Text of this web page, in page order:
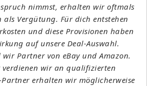
nimmst, erhalten wir oftmals
als Vergütung. Für dich entstehen
und diese Provisionen haben
auf unsere Deal-Auswahl.
Partner von eBay und Amazon.
verdienen wir an qualifizierten
Partner erhalten wir möglicherweise